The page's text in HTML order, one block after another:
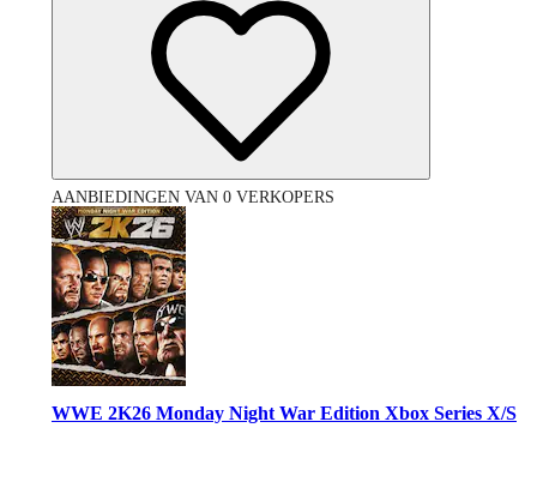
AANBIEDINGEN VAN 0 VERKOPERS
WWE 2K26 Monday Night War Edition Xbox Series X/S